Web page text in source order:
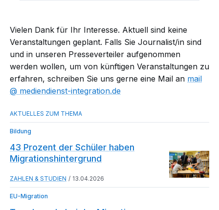
Vielen Dank für Ihr Interesse. Aktuell sind keine
Veranstaltungen geplant. Falls Sie Journalist/in sind
und in unseren Presseverteiler aufgenommen
werden wollen, um von künftigen Veranstaltungen zu
erfahren, schreiben Sie uns gerne eine Mail an mail​
mediendienst-integration.de
Bildung
43 Prozent der Schüler haben
Migrationshintergrund
ZAHLEN & STUDIEN 13.04.2026
EU-Migration